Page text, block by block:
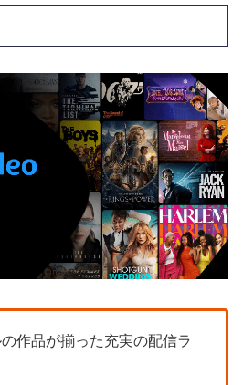
作品が揃った充実の配信ラ